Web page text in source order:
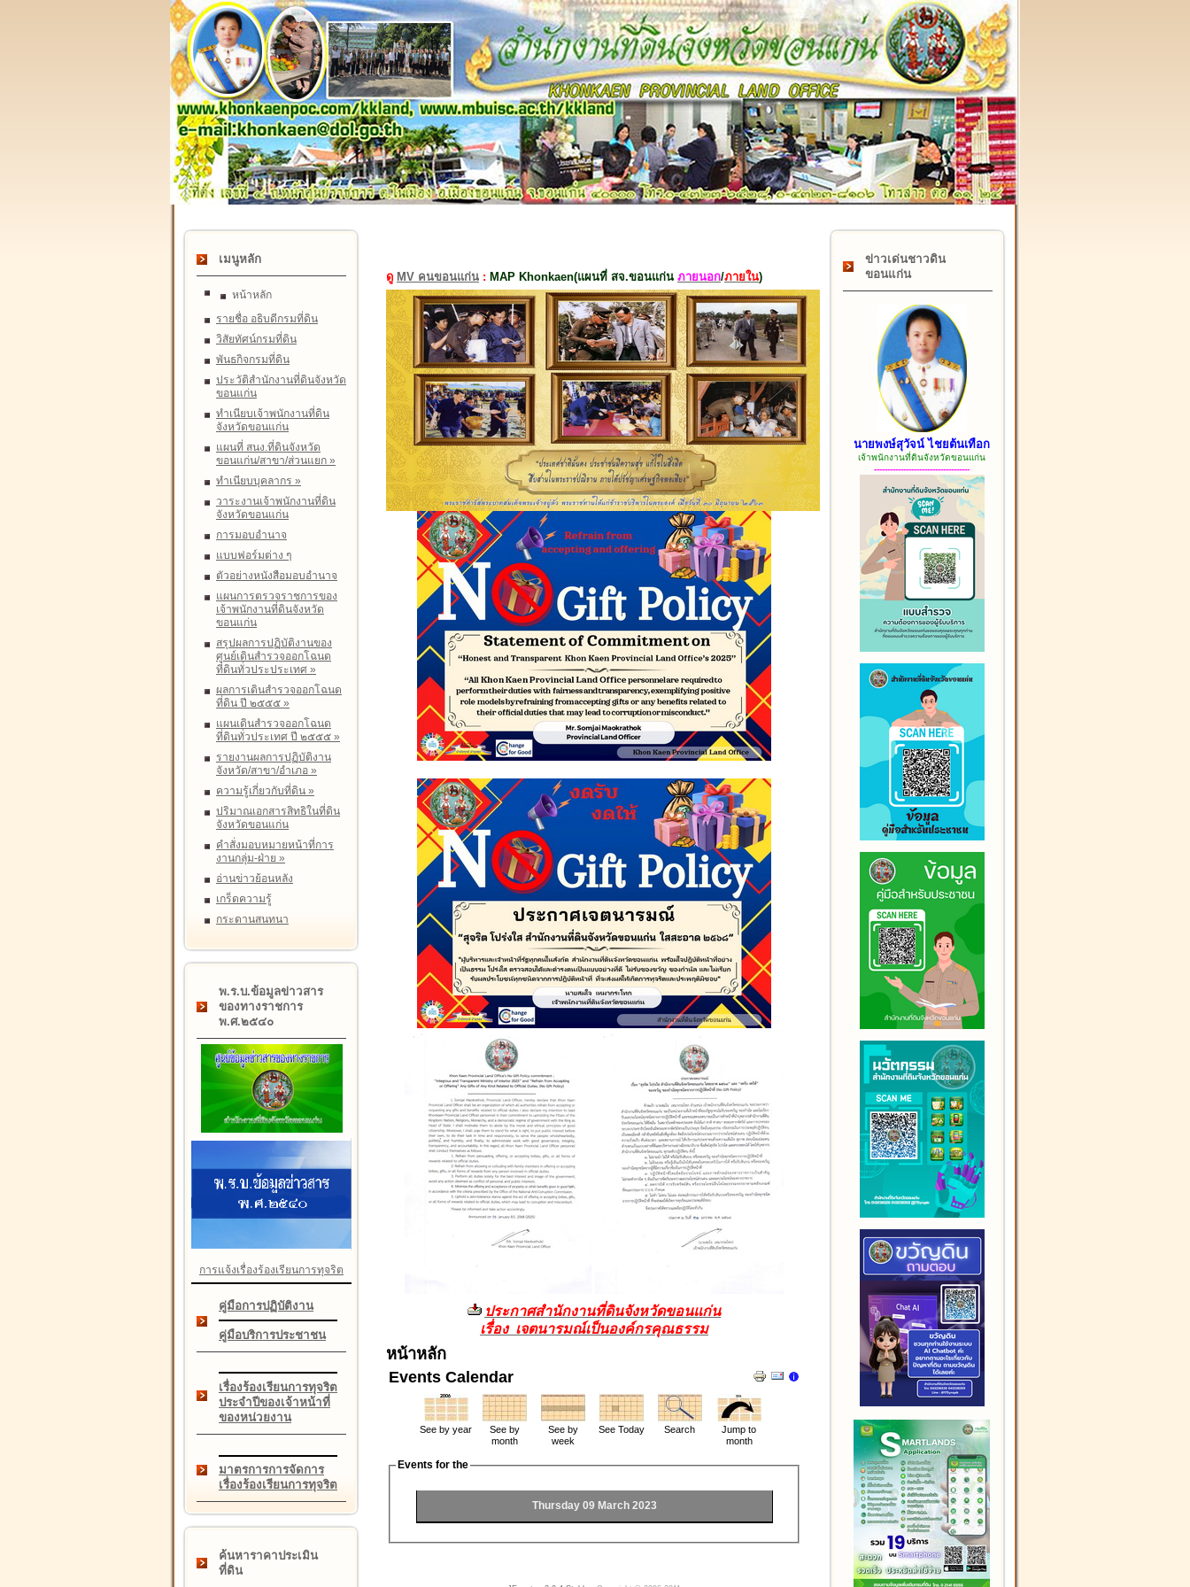
เมนูหลัก
หน้าหลัก
รายชื่อ อธิบดีกรมที่ดิน
วิสัยทัศน์กรมที่ดิน
พันธกิจกรมที่ดิน
ประวัติสำนักงานที่ดินจังหวัด
ขอนแก่น
ทำเนียบเจ้าพนักงานที่ดิน
จังหวัดขอนแก่น
แผนที่ สนง.ที่ดินจังหวัด
ขอนแก่น/สาขา/ส่วนแยก »
ทำเนียบบุคลากร »
วาระงานเจ้าพนักงานที่ดิน
จังหวัดขอนแก่น
การมอบอำนาจ
แบบฟอร์มต่าง ๆ
ตัวอย่างหนังสือมอบอำนาจ
แผนการตรวจราชการของ
เจ้าพนักงานที่ดินจังหวัด
ขอนแก่น
สรุปผลการปฏิบัติงานของ
ศูนย์เดินสำรวจออกโฉนด
ที่ดินทั่วประประเทศ »
ผลการเดินสำรวจออกโฉนด
ที่ดิน ปี ๒๕๕๕ »
แผนเดินสำรวจออกโฉนด
ที่ดินทั่วประเทศ ปี ๒๕๕๕ »
รายงานผลการปฏิบัติงาน
จังหวัด/สาขา/อำเภอ »
ความรู้เกี่ยวกับที่ดิน »
ปริมาณเอกสารสิทธิในที่ดิน
จังหวัดขอนแก่น
คำสั่งมอบหมายหน้าที่การ
งานกลุ่ม-ฝ่าย »
อ่านข่าวย้อนหลัง
เกร็ดความรู้
กระดานสนทนา
พ.ร.บ.ข้อมูลข่าวสาร
ของทางราชการ
พ.ศ.๒๕๔๐
การแจ้งเรื่องร้องเรียนการทุจริต
คู่มือการปฏิบัติงาน
คู่มือบริการประชาชน
เรื่องร้องเรียนการทุจริต
ประจำปีของเจ้าหน้าที่
ของหน่วยงาน
มาตรการการจัดการ
เรื่องร้องเรียนการทุจริต
ค้นหาราคาประเมิน
ที่ดิน
๑๗ กุมภาพันธ์ "วันคล้ายวันสถาปนากรมที่ดิน" ครบรอบ ๑
ดู MV คนขอนแก่น : MAP Khonkaen(แผนที่ สจ.ขอนแก่น ภายนอก/ภายใน)
ประกาศสำนักงานที่ดินจังหวัดขอนแก่น
เรื่อง เจตนารมณ์เป็นองค์กรคุณธรรม
หน้าหลัก
Events Calendar
See by year
See by
month
See by
week
See Today Search
Jump to
month
Events for the
Thursday 09 March 2023
ข่าวเด่นชาวดิน
ขอนแก่น
นายพงษ์สุวัจน์ ไชยต้นเทือก
เจ้าพนักงานที่ดินจังหวัดขอนแก่น
------------------------------------